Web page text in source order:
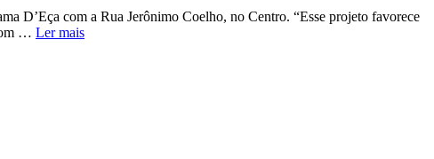
D’Eça com a Rua Jerônimo Coelho, no Centro. “Esse projeto favorece
… Ler mais